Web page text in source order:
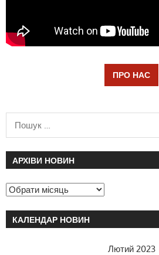
ПРО НАС
АРХІВИ НОВИН
КАЛЕНДАР НОВИН
Лютий 2023